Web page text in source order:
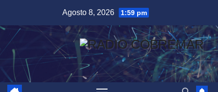
contenido
Agosto 8, 2026 1:59 pm